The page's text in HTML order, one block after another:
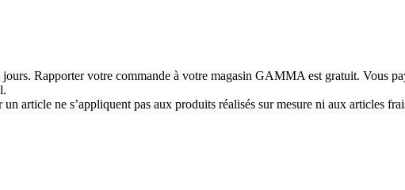
Rapporter votre commande à votre magasin GAMMA est gratuit. Vous
article ne s’appliquent pas aux produits réalisés sur mesure ni aux articles